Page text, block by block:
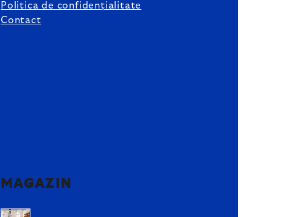
Politica de confidențialitate
Contact
MAGAZIN